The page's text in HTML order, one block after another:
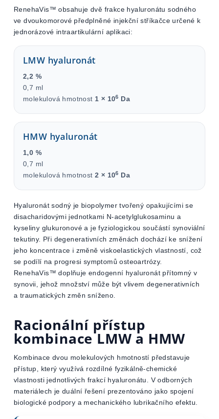
RenehaVis™ obsahuje dvě frakce hyaluronátu sodného
ve dvoukomorové předplněné injekční stříkačce určené k
jednorázové intraartikulární aplikaci:
LMW hyaluronát
2,2 %
0,7 ml
molekulová hmotnost 1 × 106 Da
HMW hyaluronát
1,0 %
0,7 ml
molekulová hmotnost 2 × 106 Da
Hyaluronát sodný je biopolymer tvořený opakujícími se
disacharidovými jednotkami N-acetylglukosaminu a
kyseliny glukuronové a je fyziologickou součástí synoviální
tekutiny. Při degenerativních změnách dochází ke snížení
jeho koncentrace i změně viskoelastických vlastností, což
se podílí na progresi symptomů osteoartrózy.
RenehaVis™ doplňuje endogenní hyaluronát přítomný v
synovii, jehož množství může být vlivem degenerativních
a traumatických změn sníženo.
Racionální přístup
kombinace LMW a HMW
Kombinace dvou molekulových hmotností představuje
přístup, který využívá rozdílné fyzikálně-chemické
vlastnosti jednotlivých frakcí hyaluronátu. V odborných
materiálech je duální řešení prezentováno jako spojení
biologické podpory a mechanického lubrikačního efektu.